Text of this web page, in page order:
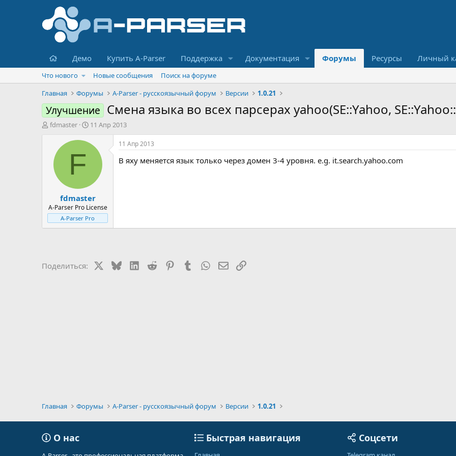
Главная
Демо Купить A-Parser Поддержка Документация Форумы Ресурсы Личный
Что нового Новые сообщения
Поиск на форуме
Главная
Форумы A-Parser - русскоязычный форум Версии 1.0.21
Улучшение Смена языка во всех парсерах yahoo(SE::Yahoo,
А
fdmaster
Д
т
а
л
а
11 Апр 2013
F
fdmaster
A-Parser Pro License
A-Parser Pro
11 Апр 2013
В яху меняется язык только через домен 3-4 уровня. e.g. it.search.yahoo.com
Поделиться: BlueskyLinkedIn
Reddit PinterestTumblrWhatsAppЭлектронная почта
Ссылка
Главная Форумы A-Parser - русскоязычный форум Версии 1.0.21
О нас Быстрая навигация Соцсети